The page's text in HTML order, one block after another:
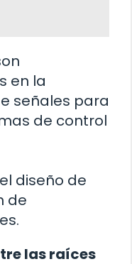
en la
señales para
de control
diseño de
de
las raíces